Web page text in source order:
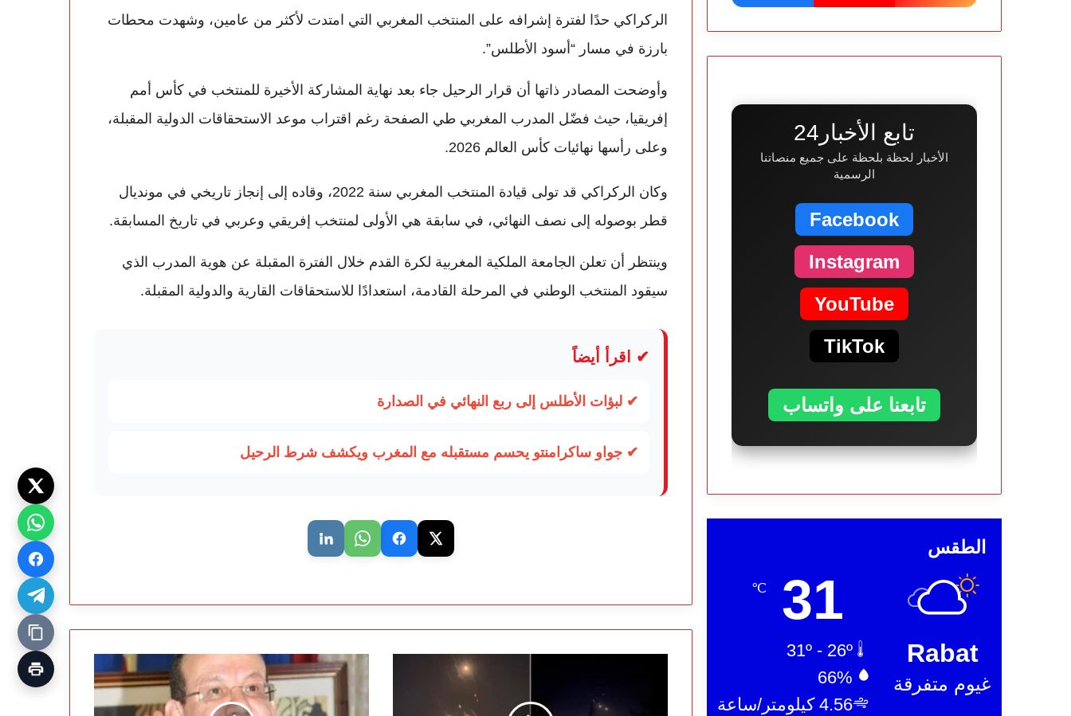
الركراكي حدًا لفترة إشرافه على المنتخب المغربي التي امتدت لأكثر من عامين، وشهدت محطات
بارزة في مسار “أسود الأطلس”.
وأوضحت المصادر ذاتها أن قرار الرحيل جاء بعد نهاية المشاركة الأخيرة للمنتخب في كأس أمم
إفريقيا، حيث فضّل المدرب المغربي طي الصفحة رغم اقتراب موعد الاستحقاقات الدولية المقبلة،
وعلى رأسها نهائيات كأس العالم 2026 .
وكان الركراكي قد تولى قيادة المنتخب المغربي سنة 2022، وقاده إلى إنجاز تاريخي في مونديال
قطر بوصوله إلى نصف النهائي، في سابقة هي الأولى لمنتخب إفريقي وعربي في تاريخ المسابقة.
وينتظر أن تعلن الجامعة الملكية المغربية لكرة القدم خلال الفترة المقبلة عن هوية المدرب الذي
سيقود المنتخب الوطني في المرحلة القادمة، استعدادًا للاستحقاقات القارية والدولية المقبلة.
✔ اقرأ أيضاً
✔ لبؤات الأطلس إلى ربع النهائي في الصدارة
✔ جواو ساكرامنتو يحسم مستقبله مع المغرب ويكشف شرط الرحيل
هل
تعيد
عودة
تابع الأخبار24
الأخبار لحظة بلحظة على جميع منصاتنا
الرسمية
Facebook
Instagram
YouTube
TikTok
تابعنا على واتساب
الطقس
Rabat
غيوم متفرقة
31
℃
66%
4.56 كيلومتر/ساعة